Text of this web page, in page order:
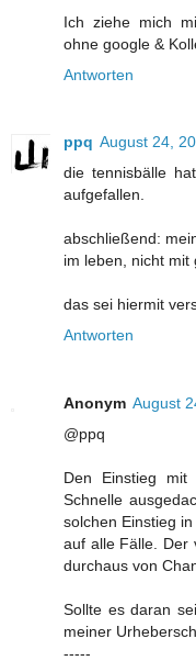
Ich ziehe mich
ohne google &
Antworten
ppq August 24,
die tennisbälle
aufgefallen.
abschließend:
im leben, nicht mit
das sei hiermit
Antworten
Anonym August
@ppq
Den Einstieg
Schnelle
solchen Einstieg
auf alle Fälle. Der
durchaus von
Sollte es daran
meiner
-----